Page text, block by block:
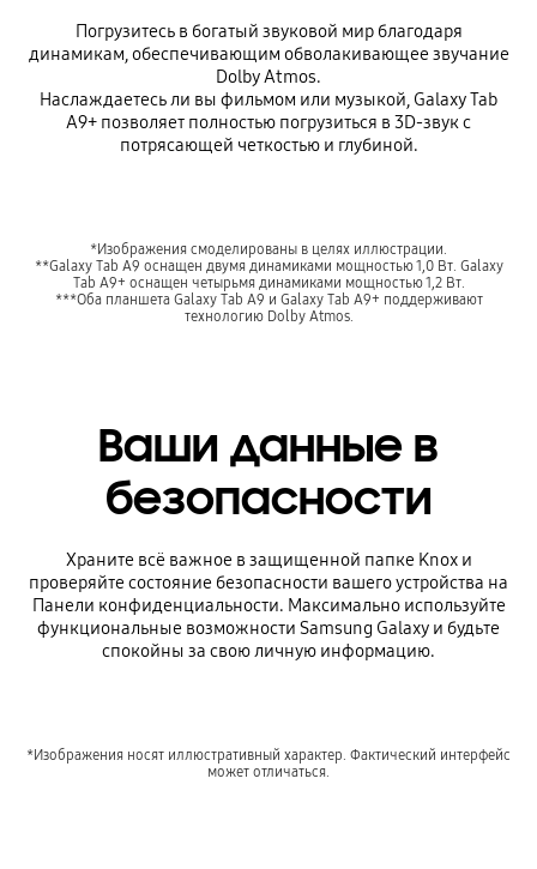
Погрузитесь в богатый звуковой мир благодаря
динамикам, обеспечивающим обволакивающее звучание
Dolby Atmos.
Наслаждаетесь ли вы фильмом или музыкой, Galaxy Tab
A9+ позволяет полностью погрузиться в 3D-звук с
потрясающей четкостью и глубиной.
*Изображения смоделированы в целях иллюстрации.
**Galaxy Tab A9 оснащен двумя динамиками мощностью 1,0 Вт. Galaxy
Tab A9+ оснащен четырьмя динамиками мощностью 1,2 Вт.
***Оба планшета Galaxy Tab A9 и Galaxy Tab A9+ поддерживают
технологию Dolby Atmos.
Ваши данные в
безопасности
Храните всё важное в защищенной папке Knox и
проверяйте состояние безопасности вашего устройства на
Панели конфиденциальности. Максимально используйте
функциональные возможности Samsung Galaxy и будьте
спокойны за свою личную информацию.
*Изображения носят иллюстративный характер. Фактический интерфейс
может отличаться.